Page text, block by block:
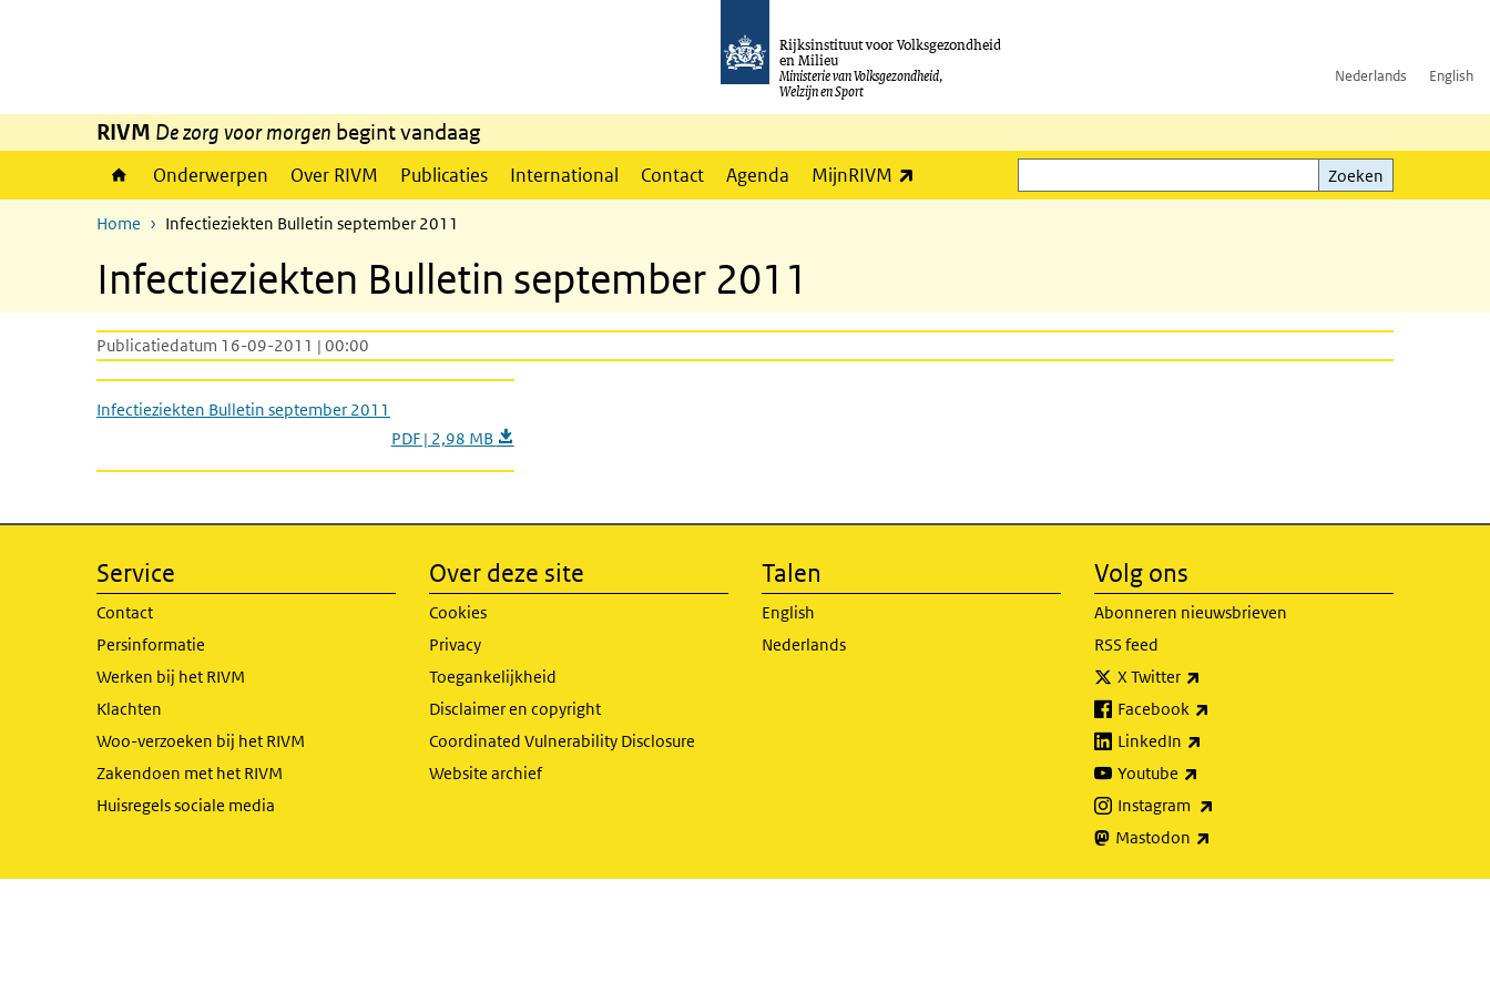
Rijksinstituut voor Volksgezondheid
en Milieu
Ministerie van Volksgezondheid,
Welzijn en Sport
Nederlands English
RIVM De zorg voor morgen begint vandaag
Onderwerpen Over RIVM Publicaties International Contact Agenda MijnRIVM
Zoeken
Zoeken
Home Infectieziekten Bulletin september 2011
Infectieziekten Bulletin september 2011
Publicatiedatum 16-09-2011 | 00:00
Infectieziekten Bulletin september 2011
PDF | 2,98 MB
Service
Contact
Persinformatie
Werken bij het RIVM
Klachten
Woo-verzoeken bij het RIVM
Zakendoen met het RIVM
Huisregels sociale media
Over deze site
Cookies
Privacy
Toegankelijkheid
Disclaimer en copyright
Coordinated Vulnerability Disclosure
Website archief
Talen
English
Nederlands
Volg ons
Abonneren nieuwsbrieven
RSS feed
X Twitter
Facebook
LinkedIn
Youtube
Instagram
Mastodon